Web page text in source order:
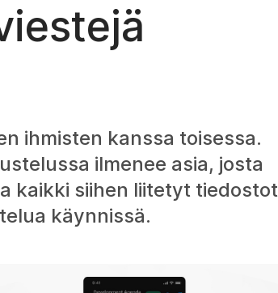
ihmisten kanssa toisessa.
ilmenee asia, josta
kaikki siihen liitetyt tiedostot
käynnissä.